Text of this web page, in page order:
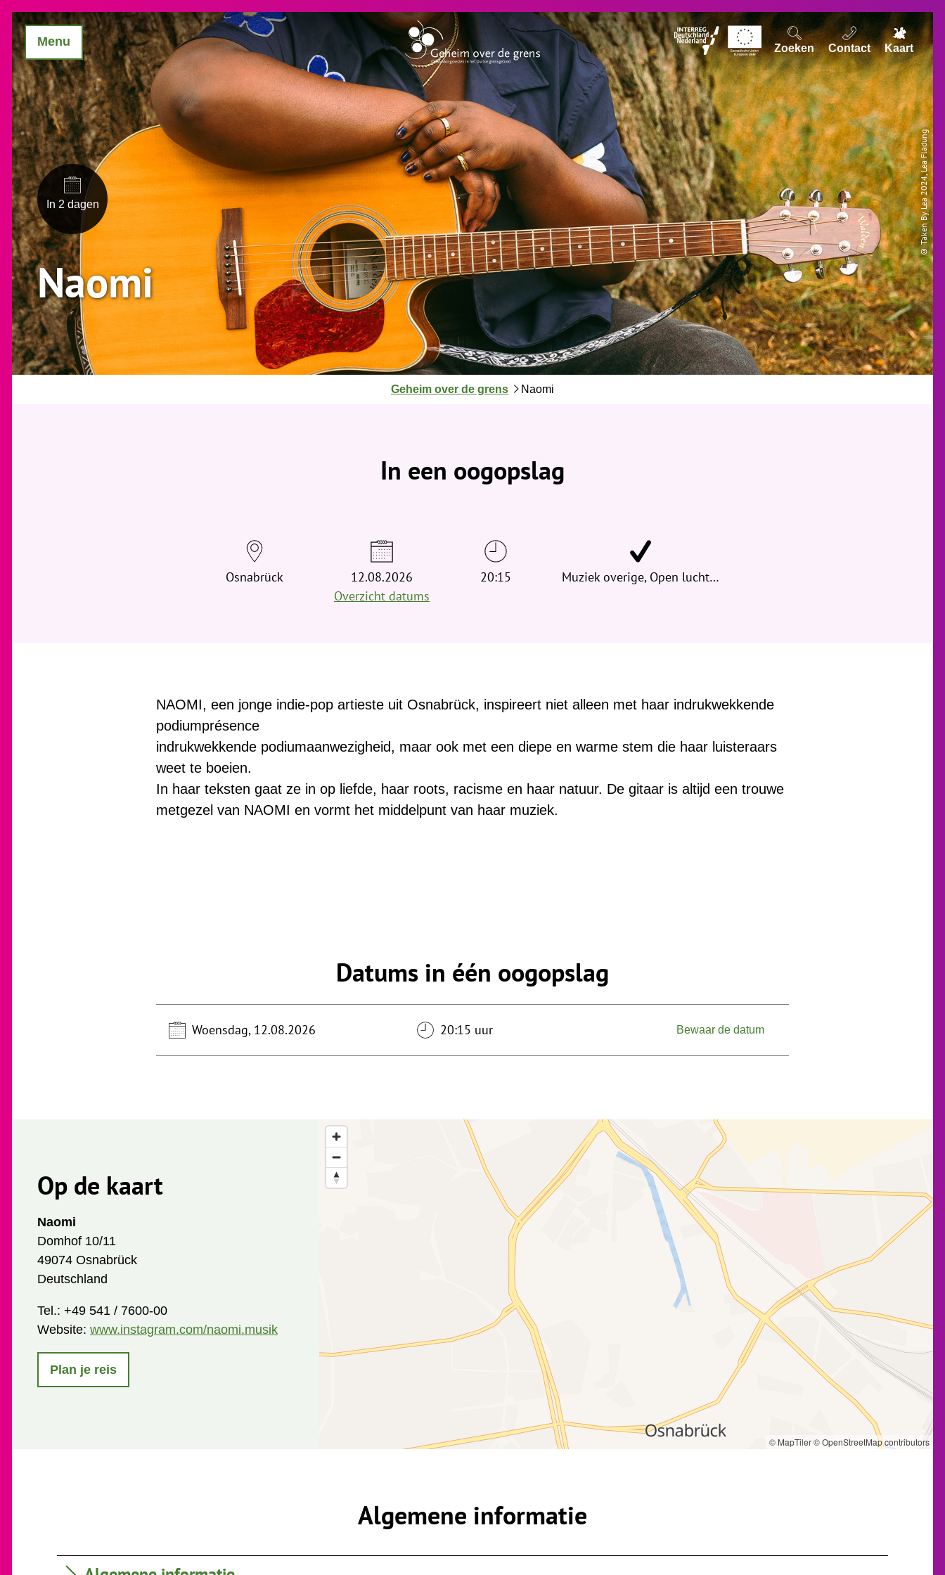
Zoeken Contact Kaart
Menu
© Taken By Lea 2024, Lea Fladung
In 2 dagen
Naomi
J
i
j
h
i
Geheim over de grens Naomi
In een oogopslag
Osnabrück
12.08.2026
Overzicht datums
20:15 Muziek overige, Open lucht…
NAOMI, een jonge indie-pop artieste uit Osnabrück, inspireert niet alleen met haar indrukwekkende
podiumprésence
indrukwekkende podiumaanwezigheid, maar ook met een diepe en warme stem die haar luisteraars
weet te boeien.
In haar teksten gaat ze in op liefde, haar roots, racisme en haar natuur. De gitaar is altijd een trouwe
metgezel van NAOMI en vormt het middelpunt van haar muziek.
Datums in één oogopslag
Woensdag, 12.08.2026 20:15 uur Bewaar de datum
Op de kaart
Naomi
Domhof 10/11
49074 Osnabrück
Deutschland
Tel.: +49 541 / 7600-00
Website: www.instagram.com/naomi.musik
Plan je reis
© MapTiler© OpenStreetMap contributors
Algemene informatie